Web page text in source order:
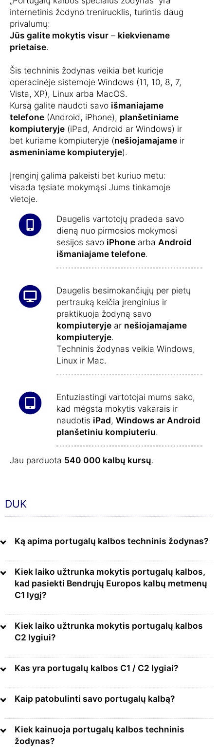
internetinis žodyno treniruoklis, turintis daug
privalumų:
Jūs galite mokytis visur – kiekviename
prietaise.
Šis techninis žodynas veikia bet kurioje
operacinėje sistemoje Windows (11, 10, 8, 7,
Vista, XP), Linux arba MacOS.
Kursą galite naudoti savo išmaniajame
telefone (Android, iPhone), planšetiniame
kompiuteryje (iPad, Android ar Windows) ir
bet kuriame kompiuteryje (nešiojamajame ir
asmeniniame kompiuteryje).
Įrenginį galima pakeisti bet kuriuo metu:
visada tęsiate mokymąsi Jums tinkamoje
vietoje.
Daugelis vartotojų pradeda savo
dieną nuo pirmosios mokymosi
sesijos savo iPhone arba Android
išmaniajame telefone.
Daugelis besimokančiųjų per pietų
pertrauką keičia įrenginius ir
praktikuoja žodyną savo
kompiuteryje ar nešiojamajame
kompiuteryje.
Techninis žodynas veikia Windows,
Linux ir Mac.
Entuziastingi vartotojai mums sako,
kad mėgsta mokytis vakarais ir
naudotis iPad, Windows ar Android
planšetiniu kompiuteriu.
Jau parduota 540 000 kalbų kursų.
DUK
Ką apima portugalų kalbos techninis žodynas?
Kiek laiko užtrunka mokytis portugalų kalbos,
kad pasiekti Bendrųjų Europos kalbų metmenų
C1 lygį?
Kiek laiko užtrunka mokytis portugalų kalbos
C2 lygiui?
Kas yra portugalų kalbos C1 / C2 lygiai?
Kaip patobulinti savo portugalų kalbą?
Kiek kainuoja portugalų kalbos techninis
žodynas?